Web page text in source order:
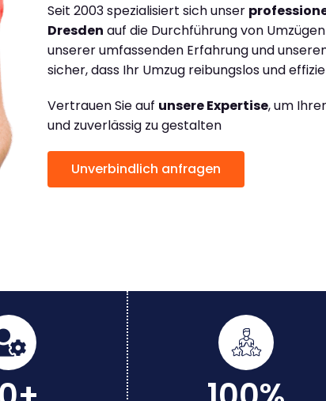
Seit 2003 spezialisiert sich unser
Dresden auf die Durchführung von
unserer umfassenden Erfahrung und
sicher, dass Ihr Umzug reibungslos und
Vertrauen Sie auf unsere Expertise, um
und zuverlässig zu gestalten
Unverbindlich anfragen